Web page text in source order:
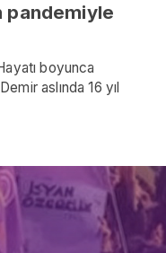
pandemiyle
boyunca
aslında 16 yıl